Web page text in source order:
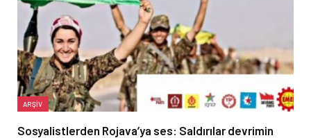
ARŞIV
Sosyalistlerden Rojava’ya ses: Saldırılar devrimin